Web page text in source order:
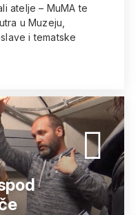
atelje – MuMA te
u Muzeju,
i tematske